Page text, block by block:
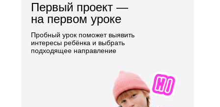
Первый проект —
на первом уроке
Пробный урок поможет выявить
интересы ребёнка и выбрать
подходящее направление